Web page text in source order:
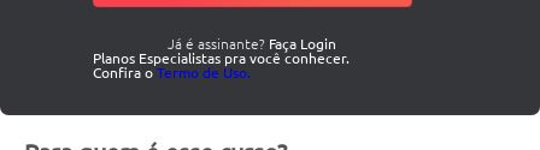
Já é assinante? Faça Login
Planos Especialistas pra você conhecer.
Confira oTermo de Uso.